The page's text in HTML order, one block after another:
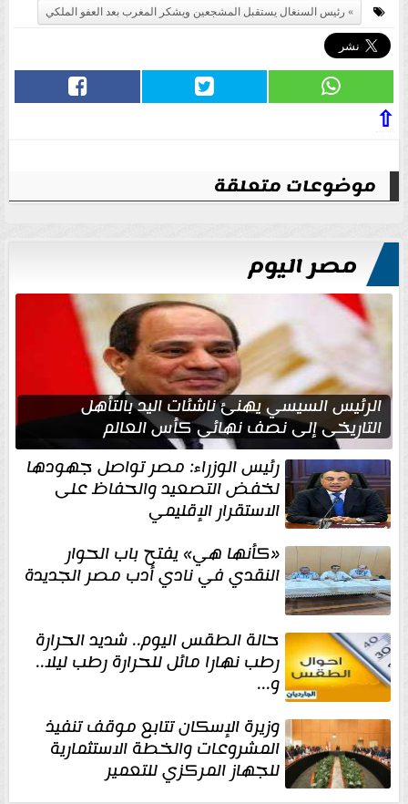
رئيس السنغال يستقبل المشجعين ويشكر المغرب بعد العفو الملكي
⇧
موضوعات متعلقة
مصر اليوم
الرئيس السيسي يهنئ ناشئات اليد بالتأهل
التاريخي إلى نصف نهائي كأس العالم
رئيس الوزراء: مصر تواصل جهودها
لخفض التصعيد والحفاظ على
الاستقرار الإقليمي
«كأنها هي» يفتح باب الحوار
النقدي في نادي أدب مصر الجديدة
حالة الطقس اليوم.. شديد الحرارة
رطب نهارا مائل للحرارة رطب ليلا..
و...
وزيرة الإسكان تتابع موقف تنفيذ
المشروعات والخطة الاستثمارية
للجهاز المركزي للتعمير